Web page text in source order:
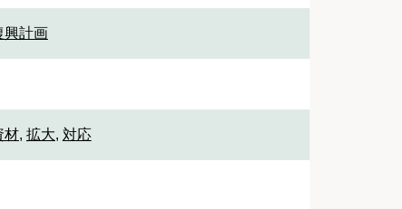
興計画
材, 拡大, 対応